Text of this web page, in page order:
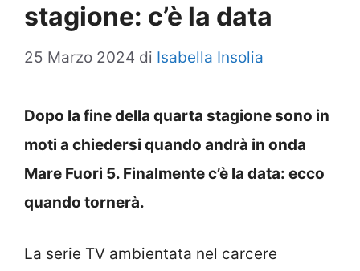
stagione: c’è la data
25 Marzo 2024 di Isabella Insolia
Dopo la fine della quarta stagione sono in
moti a chiedersi quando andrà in onda
Mare Fuori 5. Finalmente c’è la data: ecco
quando tornerà.
La serie TV ambientata nel carcere